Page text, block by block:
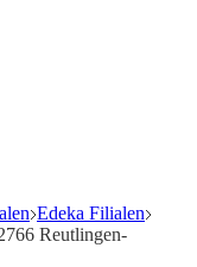
Edeka Filialen
Reutlingen-